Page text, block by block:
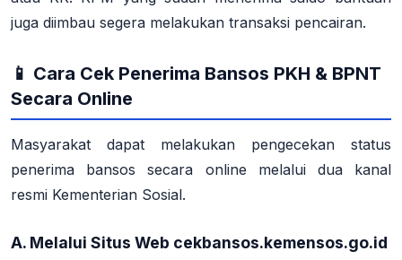
juga diimbau segera melakukan transaksi pencairan.
📱 Cara Cek Penerima Bansos PKH & BPNT
Secara Online
Masyarakat dapat melakukan pengecekan status
penerima bansos secara online melalui dua kanal
resmi Kementerian Sosial.
A. Melalui Situs Web cekbansos.kemensos.go.id